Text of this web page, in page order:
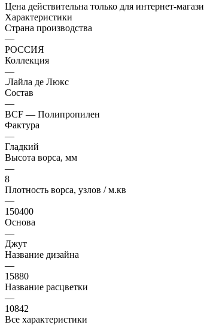
Цена действительна только для интернет-
Характеристики
Страна производства
—
РОССИЯ
Коллекция
—
.Лайла де Люкс
Состав
—
BCF — Полипропилен
Фактура
—
Гладкий
Высота ворса, мм
—
8
Плотность ворса, узлов / м.кв
—
150400
Основа
—
Джут
Название дизайна
—
15880
Название расцветки
—
10842
Все характеристики